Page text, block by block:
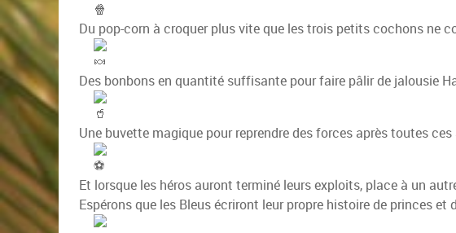
Du pop-corn à croquer plus vite que les trois petits cochons ne
Des bonbons en quantité suffisante pour faire pâlir de jalousie
Une buvette magique pour reprendre des forces après toutes ces
Et lorsque les héros auront terminé leurs exploits, place à un
Espérons que les Bleus écriront leur propre histoire de princes et